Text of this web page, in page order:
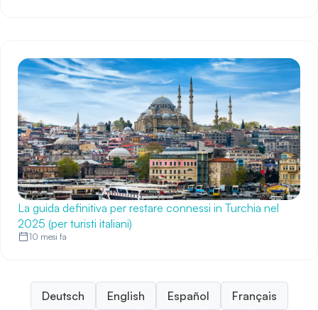
La guida definitiva per restare connessi in Turchia nel
2025 (per turisti italiani)
10 mesi fa
Deutsch English Español
Français